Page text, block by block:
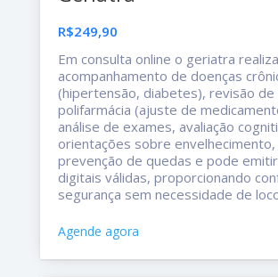
R$249,90
Em consulta online o geriatra realiza
acompanhamento de doenças
(hipertensão, diabetes), revisão de
polifarmácia (ajuste de
análise de exames, avaliação
orientações sobre envelhecimento,
prevenção de quedas e pode
digitais válidas, proporcionando
segurança sem necessidade de
Agende agora